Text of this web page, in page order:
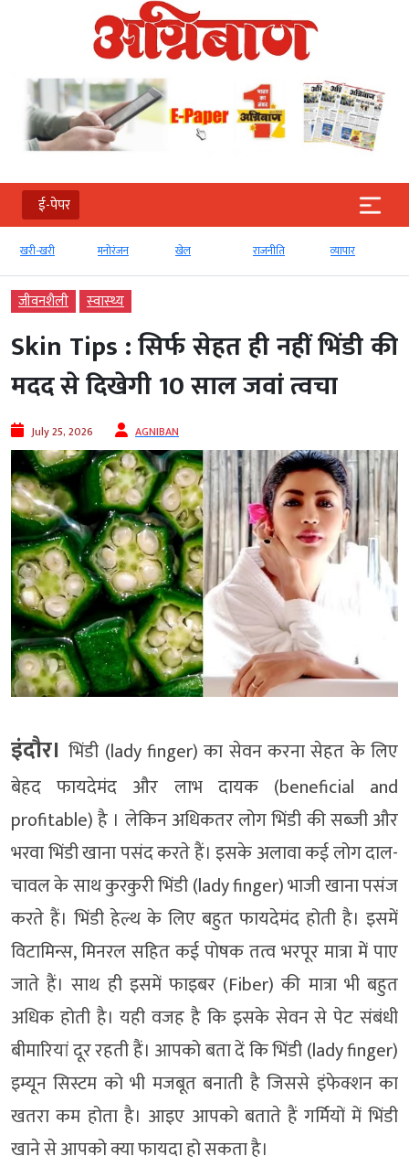
ई-पेपर
खरी-खरी मनोरंजन खेल राजनीति व्‍यापार
जीवनशैली स्‍वास्‍थ्‍य
Skin Tips : सिर्फ सेहत ही नहीं भिंडी की
मदद से दिखेगी 10 साल जवां त्वचा
July 25, 2026 AGNIBAN
इंदौर।भिंडी (lady finger) का सेवन करना सेहत के लिए
बेहद फायदेमंद और लाभ दायक (beneficial and
profitable) है । लेकिन अधिकतर लोग भिंडी की सब्जी और
भरवा भिंडी खाना पसंद करते हैं। इसके अलावा कई लोग दाल-
चावल के साथ कुरकुरी भिंडी (lady finger) भाजी खाना पसंज
करते हैं। भिंडी हेल्थ के लिए बहुत फायदेमंद होती है। इसमें
विटामिन्स, मिनरल सहित कई पोषक तत्व भरपूर मात्रा में पाए
जाते हैं। साथ ही इसमें फाइबर (Fiber) की मात्रा भी बहुत
अधिक होती है। यही वजह है कि इसके सेवन से पेट संबंधी
बीमारियां दूर रहती हैं। आपको बता दें कि भिंडी (lady finger)
इम्यून सिस्टम को भी मजबूत बनाती है जिससे इंफेक्शन का
खतरा कम होता है। आइए आपको बताते हैं गर्मियों में भिंडी
खाने से आपको क्या फायदा हो सकता है।